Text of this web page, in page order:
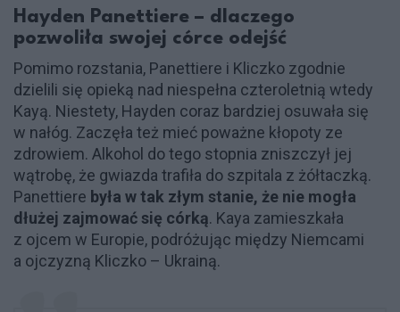
Hayden Panettiere – dlaczego
pozwoliła swojej córce odejść
Pomimo rozstania, Panettiere i Kliczko zgodnie
dzielili się opieką nad niespełna czteroletnią wtedy
Kayą. Niestety, Hayden coraz bardziej osuwała się
w nałóg. Zaczęła też mieć poważne kłopoty ze
zdrowiem. Alkohol do tego stopnia zniszczył jej
wątrobę, że gwiazda trafiła do szpitala z żółtaczką.
Panettiere była w tak złym stanie, że nie mogła
dłużej zajmować się córką. Kaya zamieszkała
z ojcem w Europie, podróżując między Niemcami
a ojczyzną Kliczko – Ukrainą.